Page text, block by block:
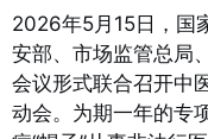
2026年5月15日，国
安部、市场监管总局
会议形式联合召开中
动会。为期一年的专